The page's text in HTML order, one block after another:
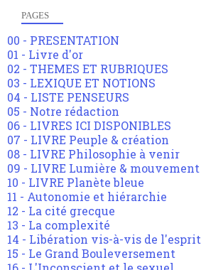
PAGES
00 - PRESENTATION
01 - Livre d'or
02 - THEMES ET RUBRIQUES
03 - LEXIQUE ET NOTIONS
04 - LISTE PENSEURS
05 - Notre rédaction
06 - LIVRES ICI DISPONIBLES
07 - LIVRE Peuple & création
08 - LIVRE Philosophie à venir
09 - LIVRE Lumière & mouvement
10 - LIVRE Planète bleue
11 - Autonomie et hiérarchie
12 - La cité grecque
13 - La complexité
14 - Libération vis-à-vis de l'esprit
15 - Le Grand Bouleversement